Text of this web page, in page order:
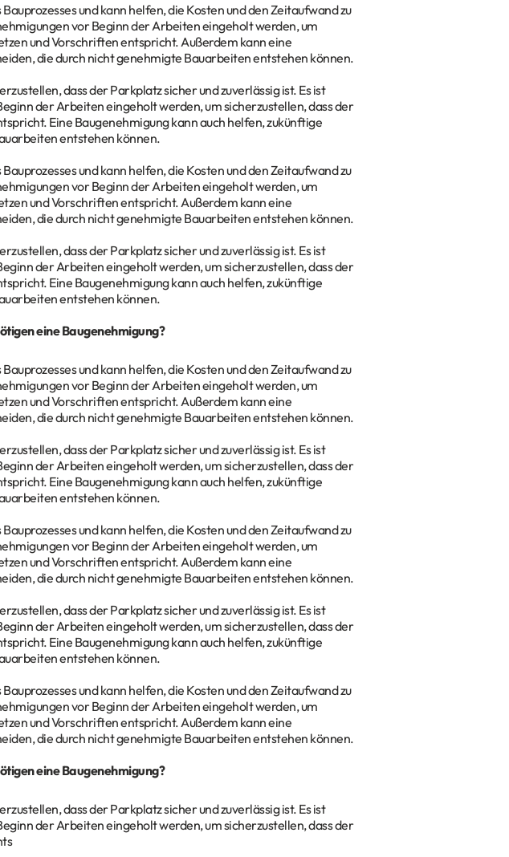
und kann helfen, die Kosten und den Zeitaufwand zu
vor Beginn der Arbeiten eingeholt werden, um
und Vorschriften entspricht. Außerdem kann eine
die durch nicht genehmigte Bauarbeiten entstehen können.
dass der Parkplatz sicher und zuverlässig ist. Es ist
der Arbeiten eingeholt werden, um sicherzustellen, dass der
Eine Baugenehmigung kann auch helfen, zukünftige
entstehen können.
und kann helfen, die Kosten und den Zeitaufwand zu
vor Beginn der Arbeiten eingeholt werden, um
und Vorschriften entspricht. Außerdem kann eine
die durch nicht genehmigte Bauarbeiten entstehen können.
dass der Parkplatz sicher und zuverlässig ist. Es ist
der Arbeiten eingeholt werden, um sicherzustellen, dass der
Eine Baugenehmigung kann auch helfen, zukünftige
entstehen können.
eine Baugenehmigung?
und kann helfen, die Kosten und den Zeitaufwand zu
vor Beginn der Arbeiten eingeholt werden, um
und Vorschriften entspricht. Außerdem kann eine
die durch nicht genehmigte Bauarbeiten entstehen können.
dass der Parkplatz sicher und zuverlässig ist. Es ist
der Arbeiten eingeholt werden, um sicherzustellen, dass der
Eine Baugenehmigung kann auch helfen, zukünftige
entstehen können.
und kann helfen, die Kosten und den Zeitaufwand zu
vor Beginn der Arbeiten eingeholt werden, um
und Vorschriften entspricht. Außerdem kann eine
die durch nicht genehmigte Bauarbeiten entstehen können.
dass der Parkplatz sicher und zuverlässig ist. Es ist
der Arbeiten eingeholt werden, um sicherzustellen, dass der
Eine Baugenehmigung kann auch helfen, zukünftige
entstehen können.
und kann helfen, die Kosten und den Zeitaufwand zu
vor Beginn der Arbeiten eingeholt werden, um
und Vorschriften entspricht. Außerdem kann eine
die durch nicht genehmigte Bauarbeiten entstehen können.
eine Baugenehmigung?
dass der Parkplatz sicher und zuverlässig ist. Es ist
der Arbeiten eingeholt werden, um sicherzustellen, dass der